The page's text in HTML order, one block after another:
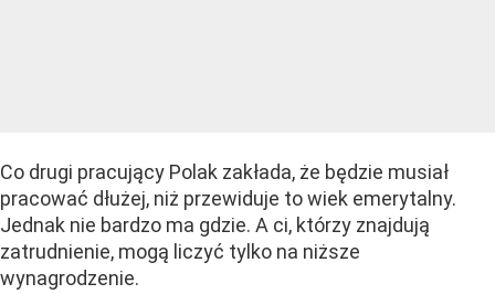
Co drugi pracujący Polak zakłada, że będzie musiał
pracować dłużej, niż przewiduje to wiek emerytalny.
Jednak nie bardzo ma gdzie. A ci, którzy znajdują
zatrudnienie, mogą liczyć tylko na niższe
wynagrodzenie.